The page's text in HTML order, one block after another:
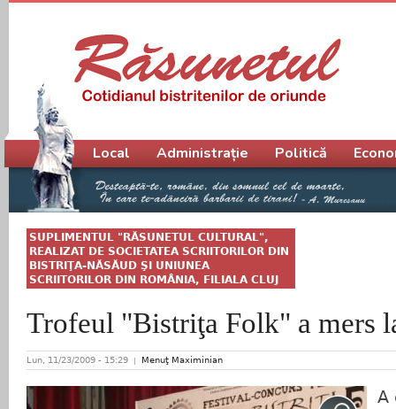
SUPLIMENTUL "RĂSUNETUL CULTURAL",
REALIZAT DE SOCIETATEA SCRIITORILOR DIN
BISTRIŢA-NĂSĂUD ŞI UNIUNEA
SCRIITORILOR DIN ROMÂNIA, FILIALA CLUJ
Trofeul "Bistriţa Folk" a mers
Lun, 11/23/2009 - 15:29 Menuţ Maximinian
A
Meniu principal
Local Administrație Politică